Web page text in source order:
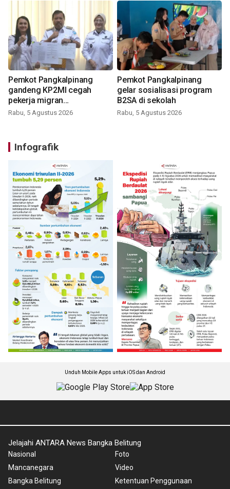
Pemkot Pangkalpinang
gandeng KP2MI cegah
pekerja migran
nonprosedural
Rabu, 5 Agustus 2026
Pemkot Pangkalpinang
gelar sosialisasi program
B2SA di sekolah
Rabu, 5 Agustus 2026
Infografik
Unduh Mobile Apps untuk iOS dan Android
Jelajahi ANTARA News Bangka Belitung
Nasional
Mancanegara
Bangka Belitung
Foto
Video
Ketentuan Penggunaan